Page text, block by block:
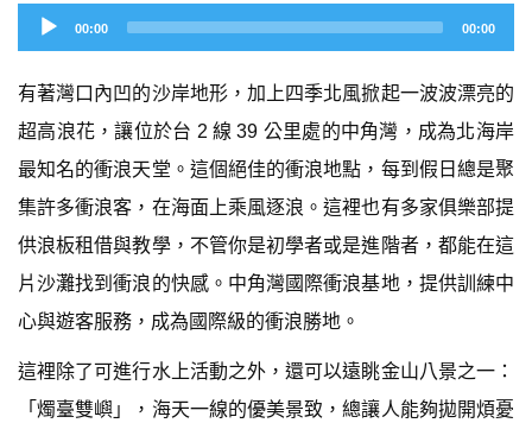
Audio
Player
00:00 00:00
有著灣口內凹的沙岸地形，加上四季北風掀起一波波漂亮的
超高浪花，讓位於台 2 線 39 公里處的中角灣，成為北海岸
最知名的衝浪天堂。這個絕佳的衝浪地點，每到假日總是聚
集許多衝浪客，在海面上乘風逐浪。這裡也有多家俱樂部提
供浪板租借與教學，不管你是初學者或是進階者，都能在這
片沙灘找到衝浪的快感。中角灣國際衝浪基地，提供訓練中
心與遊客服務，成為國際級的衝浪勝地。
這裡除了可進行水上活動之外，還可以遠眺金山八景之一：
「燭臺雙嶼」，海天一線的優美景致，總讓人能夠拋開煩憂